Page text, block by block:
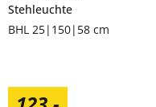
Stehleuchte
BHL 25|150|58 cm